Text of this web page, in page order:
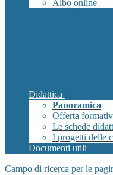
Albo online
Didattica
Panoramica
Offerta
Le schede
I progetti delle
Documenti utili
Campo di ricerca per le